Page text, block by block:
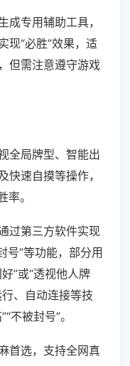
成专用辅助工具，
现“必胜”效果，适
但需注意遵守游戏
全局牌型、智能出
快速自摸等操作，
。
过第三方软件实现
号”等功能，部分用
”或“透视他人牌
、自动连接等技
不被封号”。
首选，支持全网真